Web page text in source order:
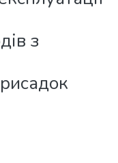
з